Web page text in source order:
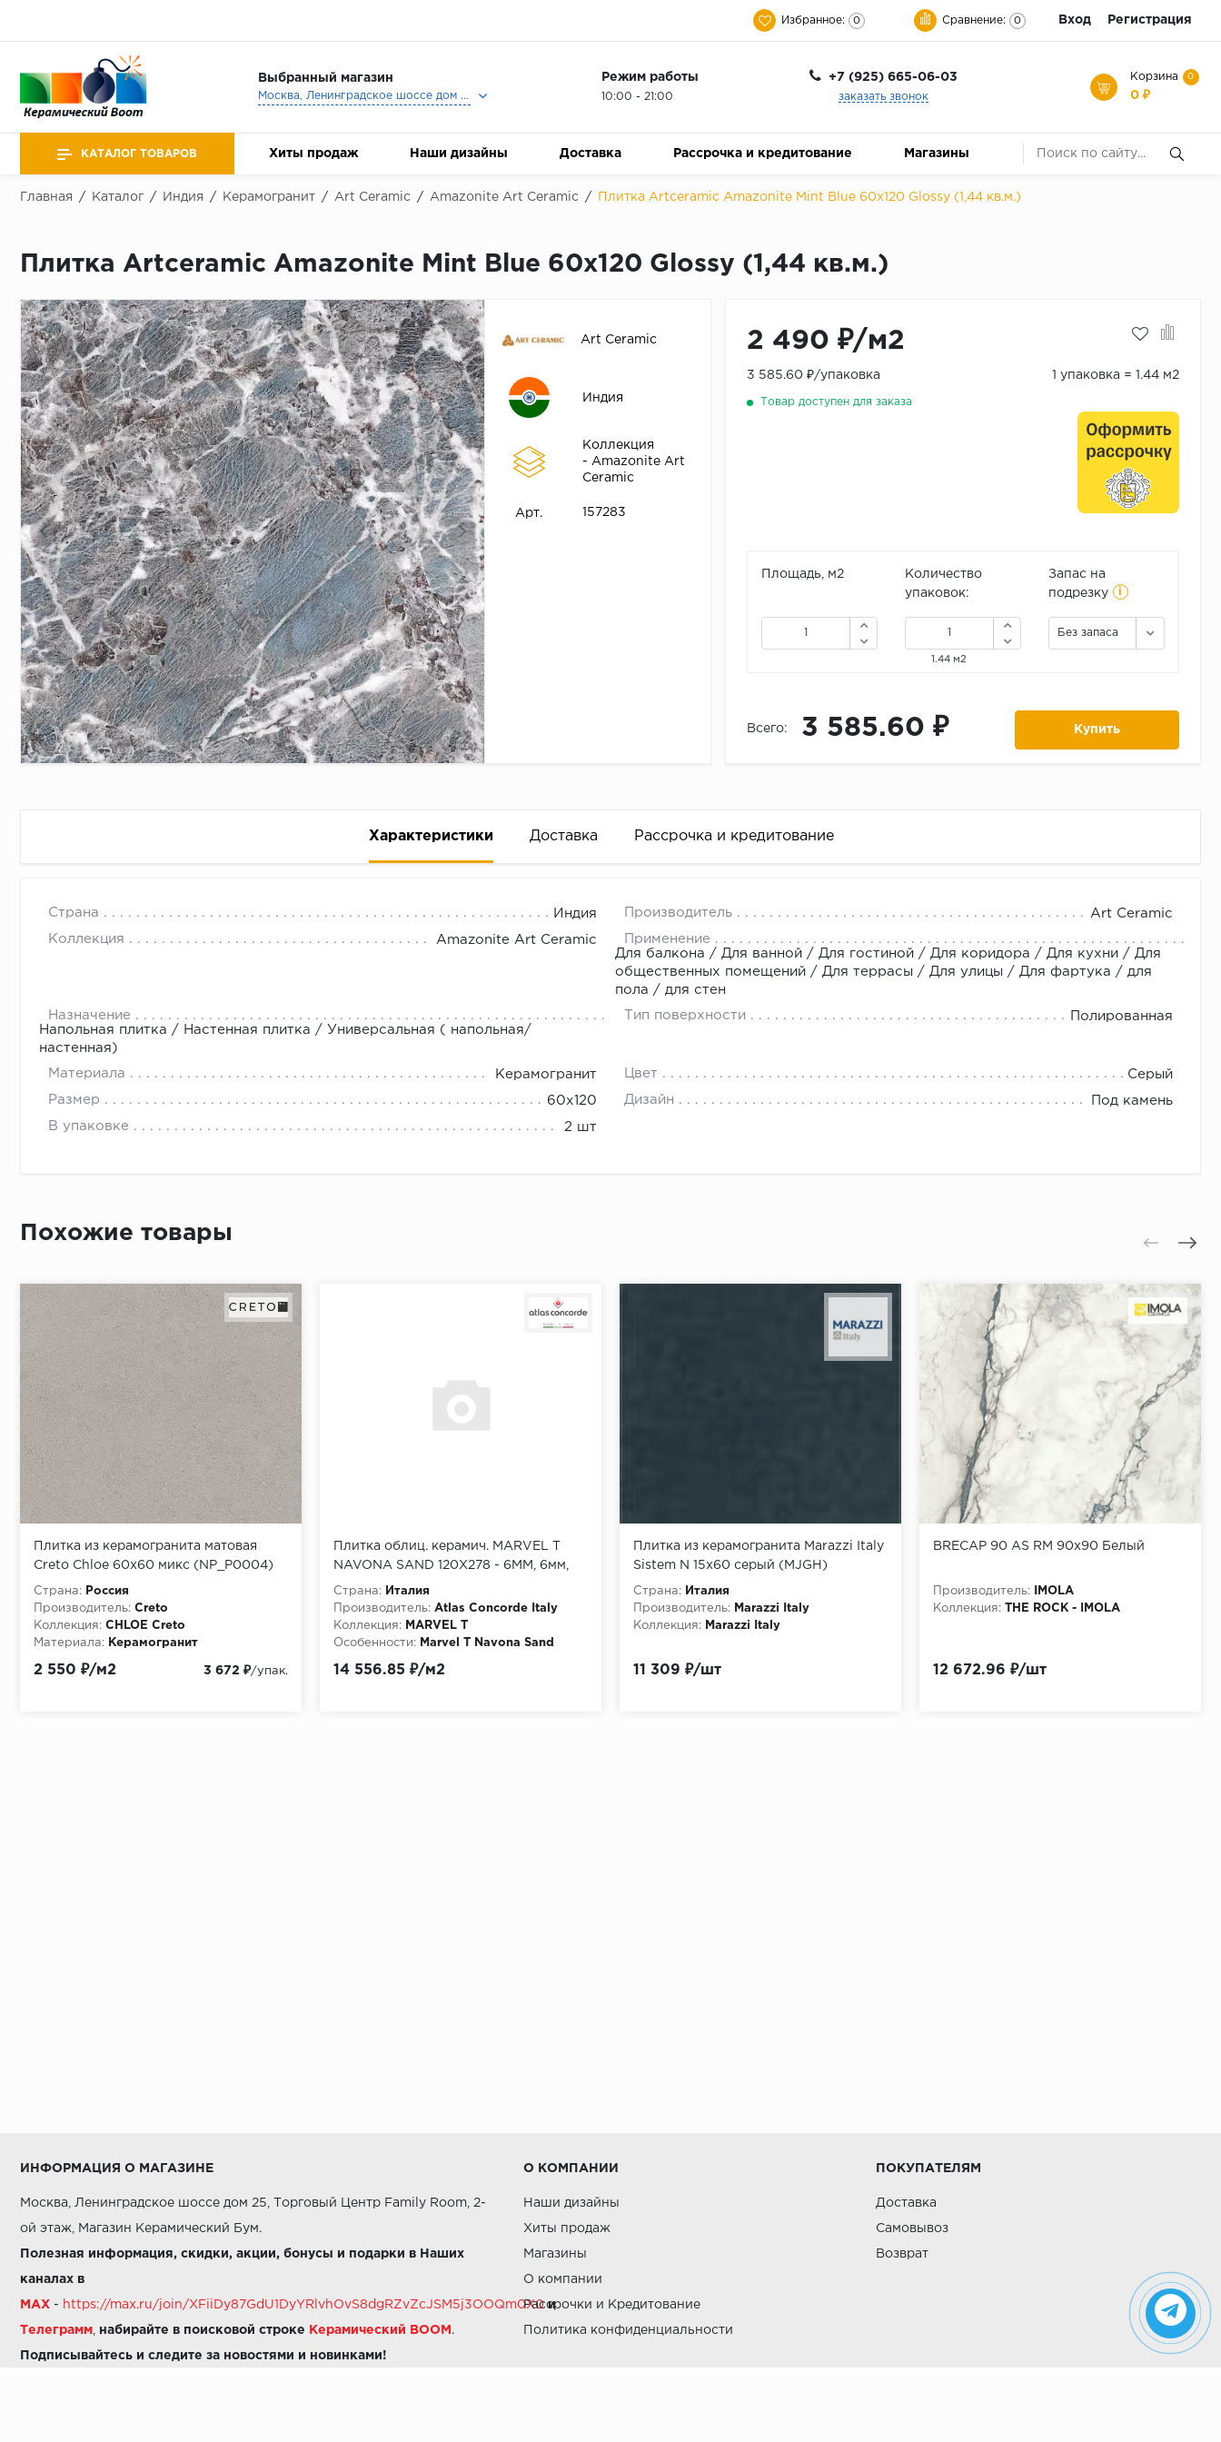
Избранное: 0 Сравнение: 0 Вход Регистрация
Выбранный магазин
Москва, Ленинградское шоссе дом 25, Торговый Центр Family Room, 2-ой этаж, Магазин Керамический Бум.
Режим работы
10:00 - 21:00
+7 (925) 665-06-03
заказать звонок
Корзина 0
0 ₽
КАТАЛОГ ТОВАРОВ Хиты продаж Наши дизайны Доставка Рассрочка и кредитование Магазины
Главная / Каталог / Индия / Керамогранит / Art Ceramic / Amazonite Art Ceramic / Плитка Artceramic Amazonite Mint Blue 60x120 Glossy (1,44 кв.м.)
Плитка Artceramic Amazonite Mint Blue 60x120 Glossy (1,44 кв.м.)
Art Ceramic
Индия
Коллекция
- Amazonite Art
Ceramic
Арт. 157283
2 490 ₽/м2
3 585.60 ₽/упаковка 1 упаковка = 1.44 м2
Товар доступен для заказа
Площадь, м2
Количество
упаковок:
1.44 м2
Запас на
подрезку
i
Без запаса
Всего: 3 585.60 ₽ Купить
Характеристики Доставка Рассрочка и кредитование
Страна Индия Производитель Art Ceramic
Коллекция Amazonite Art Ceramic
Применение
Для балкона / Для ванной / Для гостиной / Для коридора / Для кухни / Для
общественных помещений / Для террасы / Для улицы / Для фартука / для
пола / для стен
Назначение
Напольная плитка / Настенная плитка / Универсальная ( напольная/
настенная)
Тип поверхности Полированная
Материала Керамогранит Цвет Серый
Размер 60х120 Дизайн Под камень
В упаковке 2 шт
Рассрочка беспроцентная: вы не платите за пользование деньгами
Высокая вероятность одобрения: до 95%
Подписание договора доступным способом: в магазине, на встрече с представителем или по СМС
Одобрение за 1-2 минуты
Похожие товары
Плитка из керамогранита матовая
Creto Chloe 60х60 микс (NР_P0004)
Страна:
Россия
Производитель: Creto
Коллекция: CHLOE Creto
Материала:
Керамогранит
2 550 ₽/м2 3 672 ₽/упак.
Плитка облиц. керамич. MARVEL T
NAVONA SAND 120X278 - 6MM, 6мм,
120x278 (HCOX)
Страна:
Италия
Производитель: Atlas Concorde Italy
Коллекция:
MARVEL T
Особенности:
Marvel T Navona Sand
14 556.85 ₽/м2
Плитка из керамогранита Marazzi Italy
Sistem N 15x60 серый (MJGH)
Страна:
Италия
Производитель:
Marazzi Italy
Коллекция:
Marazzi Italy
11 309 ₽/шт
BRECAP 90 AS RM 90x90 Белый
Производитель:
IMOLA
Коллекция:
THE ROCK - IMOLA
12 672.96 ₽/шт
ИНФОРМАЦИЯ О МАГАЗИНЕ
Москва, Ленинградское шоссе дом 25, Торговый Центр Family Room, 2-
ой этаж, Магазин Керамический Бум.
Полезная информация, скидки, акции, бонусы и подарки в Наших
каналах в
MAX - https://max.ru/join/XFiiDy87GdU1DyYRlvhOvS8dgRZvZcJSM5j3OOQm0X0 и
Телеграмм набирайте в поисковой строке Керамический BOOM .
Подписывайтесь и следите за новостями и новинками!
О КОМПАНИИ
Наши дизайны
Хиты продаж
Магазины
О компании
Рассрочки и Кредитование
Политика конфиденциальности
ПОКУПАТЕЛЯМ
Доставка
Самовывоз
Возврат